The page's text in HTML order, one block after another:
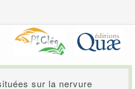
sur la nervure